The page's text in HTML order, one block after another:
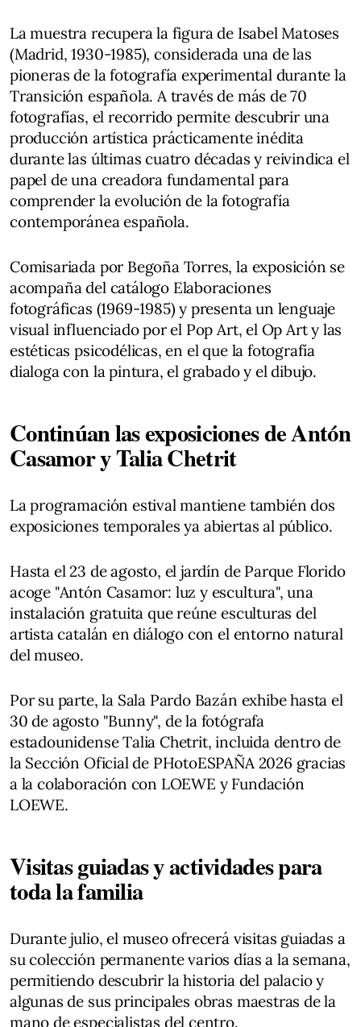
La muestra recupera la figura de Isabel Matoses
(Madrid, 1930-1985), considerada una de las
pioneras de la fotografía experimental durante la
Transición española. A través de más de 70
fotografías, el recorrido permite descubrir una
producción artística prácticamente inédita
durante las últimas cuatro décadas y reivindica el
papel de una creadora fundamental para
comprender la evolución de la fotografía
contemporánea española.
Comisariada por Begoña Torres, la exposición se
acompaña del catálogo Elaboraciones
fotográficas (1969-1985) y presenta un lenguaje
visual influenciado por el Pop Art, el Op Art y las
estéticas psicodélicas, en el que la fotografía
dialoga con la pintura, el grabado y el dibujo.
Continúan las exposiciones de Antón
Casamor y Talia Chetrit
La programación estival mantiene también dos
exposiciones temporales ya abiertas al público.
Hasta el 23 de agosto, el jardín de Parque Florido
acoge "Antón Casamor: luz y escultura", una
instalación gratuita que reúne esculturas del
artista catalán en diálogo con el entorno natural
del museo.
Por su parte, la Sala Pardo Bazán exhibe hasta el
30 de agosto "Bunny", de la fotógrafa
estadounidense Talia Chetrit, incluida dentro de
la Sección Oficial de PHotoESPAÑA 2026 gracias
a la colaboración con LOEWE y Fundación
LOEWE.
Visitas guiadas y actividades para
toda la familia
Durante julio, el museo ofrecerá visitas guiadas a
su colección permanente varios días a la semana,
permitiendo descubrir la historia del palacio y
algunas de sus principales obras maestras de la
mano de especialistas del centro.